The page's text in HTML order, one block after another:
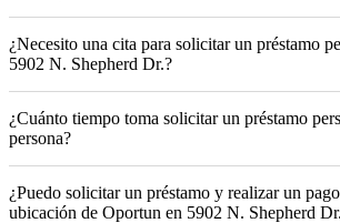
¿Necesito una cita para solicitar un préstamo
5902 N. Shepherd Dr.?
¿Cuánto tiempo toma solicitar un préstamo
persona?
¿Puedo solicitar un préstamo y realizar un
ubicación de Oportun en 5902 N. Shepherd